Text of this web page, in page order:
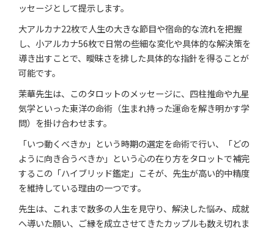
ッセージとして提示します。
大アルカナ22枚で人生の大きな節目や宿命的な流れを把握
し、小アルカナ56枚で日常の些細な変化や具体的な解決策を
導き出すことで、曖昧さを排した具体的な指針を得ることが
可能です。
茉華先生は、このタロットのメッセージに、四柱推命や九星
気学といった東洋の命術（生まれ持った運命を解き明かす学
問）を掛け合わせます。
「いつ動くべきか」という時期の選定を命術で行い、「どの
ように向き合うべきか」という心の在り方をタロットで補完
するこの「ハイブリッド鑑定」こそが、先生が高い的中精度
を維持している理由の一つです。
先生は、これまで数多の人生を見守り、解決した悩み、成就
へ導いた願い、ご縁を成立させてきたカップルも数え切れま